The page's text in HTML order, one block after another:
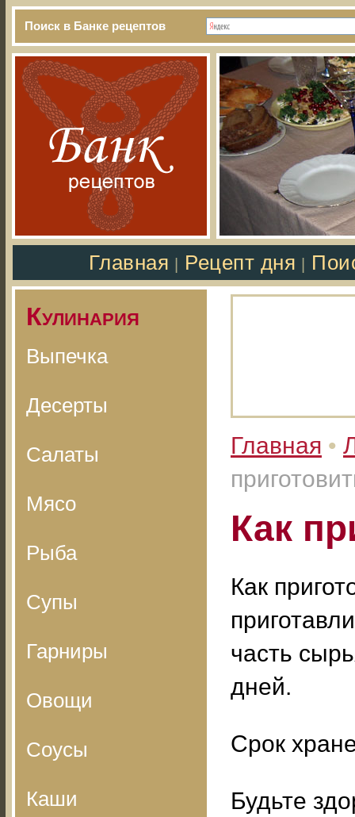
Поиск в Банке рецептов
Главная Рецепт дня
Кулинария
Выпечка
Десерты
Салаты
Мясо
Рыба
Супы
Гарниры
Овощи
Соусы
Каши
Главная •
Как
Как
часть
дней.
Срок
Будьте